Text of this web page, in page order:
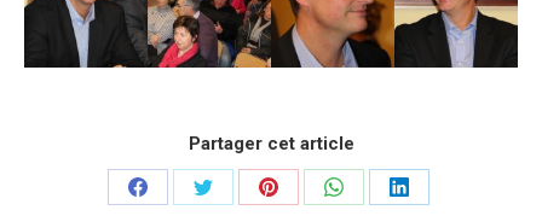
Partager cet article
PartagerPartagerPartagerPartagerPartager